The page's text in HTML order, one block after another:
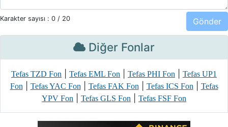
Karakter sayısı : 0 / 20
Diğer Fonlar
Tefas TZD Fon Tefas EML Fon Tefas PHI Fon
Tefas UP1
Fon| Tefas YAC Fon| Tefas FAK Fon| Tefas ICS Fon|
Tefas
YPV Fon
Tefas GLS Fon Tefas FSF Fon